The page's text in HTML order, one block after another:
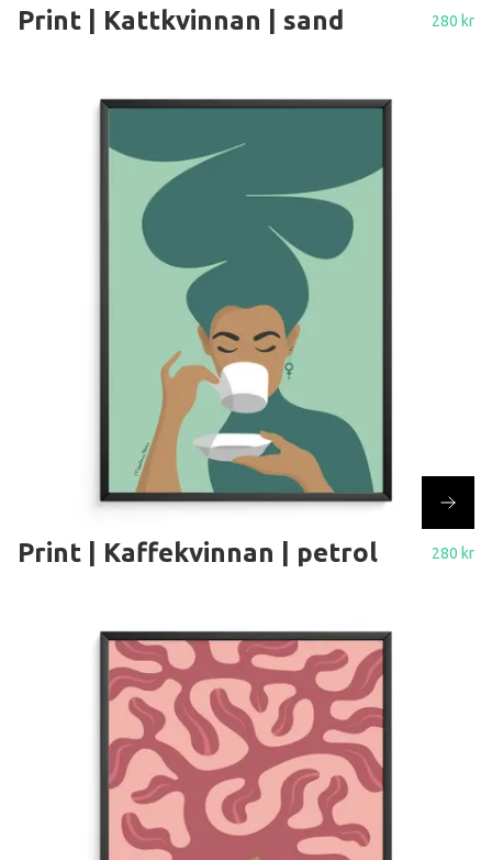
Print | Kattkvinnan | sand 280 kr
Print | Kaffekvinnan | petrol 280 kr